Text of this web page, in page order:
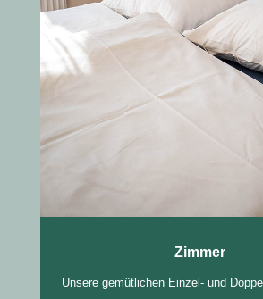
Zimmer
Unsere gemütlichen Einzel- und